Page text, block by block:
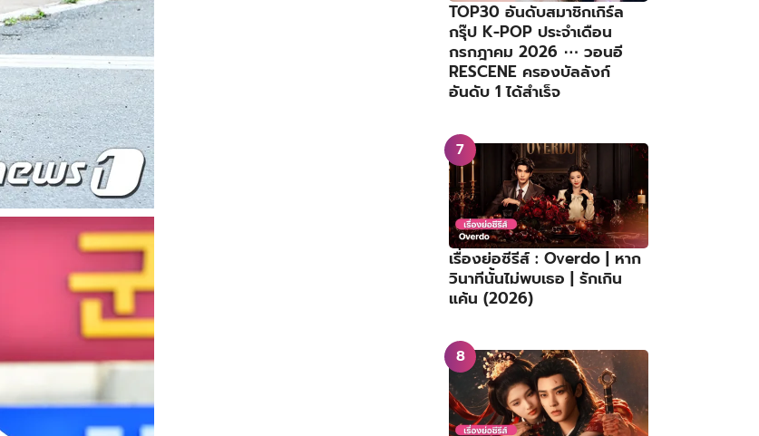
TOP30 อันดับสมาชิกเกิร์ล
กรุ๊ป K-POP ประจำเดือน
กรกฎาคม 2026 ⋯ วอนอี
RESCENE ครองบัลลังก์
อันดับ 1 ได้สำเร็จ
เรื่องย่อซีรีส์ : Overdo | หาก
วินาทีนั้นไม่พบเธอ | รักเกิน
แค้น (2026)